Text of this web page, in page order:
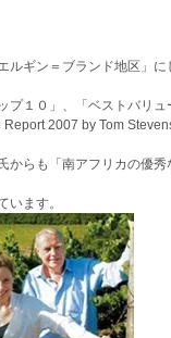
ギン＝ブランド地区」に
１０」、「ベストバリ
2007 by Tom
らも「南アフリカの優
ます。